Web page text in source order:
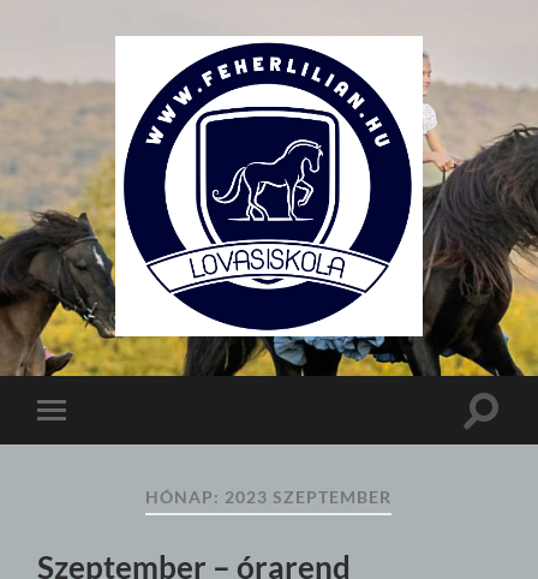
Lovasiskola
Toggle
mobile
Toggle
HÓNAP: 2023 SZEPTEMBER
Szeptember – órarend